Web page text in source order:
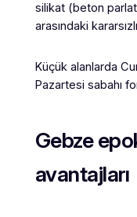
silikat (beton
arasındaki
Küçük alanlarda
Pazartesi sabahı
Gebze
avantajları